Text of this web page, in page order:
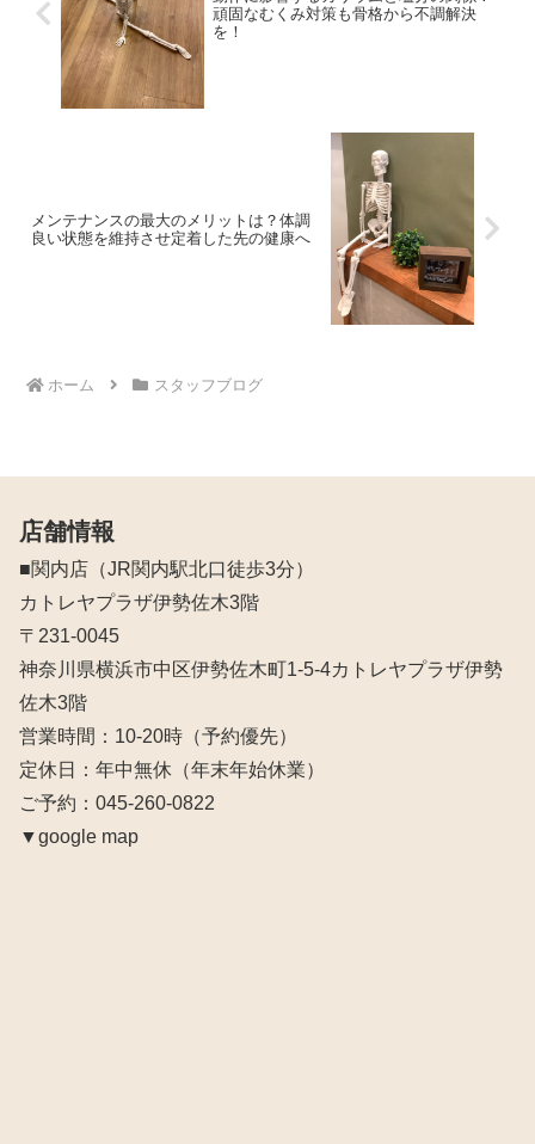
頑固なむくみ対策も骨格から不調解決
を！
メンテナンスの最大のメリットは？体調
良い状態を維持させ定着した先の健康へ
ホーム スタッフブログ
店舗情報
■関内店（JR関内駅北口徒歩3分）
カトレヤプラザ伊勢佐木3階
〒231-0045
神奈川県横浜市中区伊勢佐木町1-5-4カトレヤプラザ伊勢
佐木3階
営業時間：10‐20時（予約優先）
定休日：年中無休（年末年始休業）
ご予約：045-260-0822
▼google map